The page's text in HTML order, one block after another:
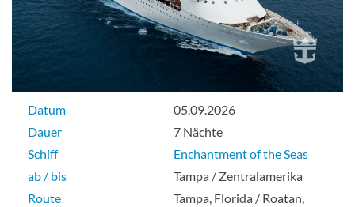
Datum
05.09.2026
Dauer
7 Nächte
Schiff
Enchantment of the Seas
ab / bis
Tampa / Zentralamerika
Route
Tampa, Florida / Roatan,